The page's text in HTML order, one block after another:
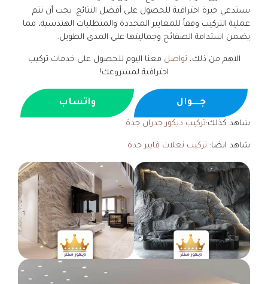
يستدعي خبرة احترافية للحصول على أفضل النتائج. يجب أن تتم
عملية التركيب وفقاً للمعايير المحددة والمتطلبات الهندسية، مما
يضمن استدامة الصفائح وجماليتها على المدى الطويل.
الاهم من ذلك، تواصل معنا اليوم للحصول على خدمات تركيب
احترافية لمشروعك!
جــــوال واتساب
شاهد كذلك:تركيب ديكور جدران جدة
شاهد ايضا: تركيب نعلات فايبر جدة